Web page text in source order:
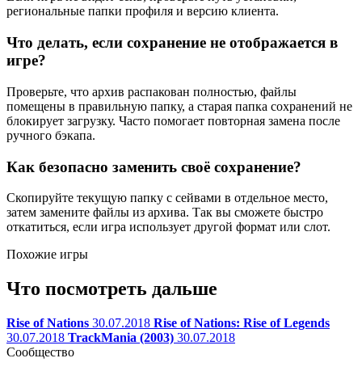
региональные папки профиля и версию клиента.
Что делать, если сохранение не отображается в
игре?
Проверьте, что архив распакован полностью, файлы
помещены в правильную папку, а старая папка сохранений не
блокирует загрузку. Часто помогает повторная замена после
ручного бэкапа.
Как безопасно заменить своё сохранение?
Скопируйте текущую папку с сейвами в отдельное место,
затем замените файлы из архива. Так вы сможете быстро
откатиться, если игра использует другой формат или слот.
Похожие игры
Что посмотреть дальше
Rise of Nations 30.07.2018 Rise of Nations: Rise of Legends
30.07.2018 TrackMania (2003) 30.07.2018
Сообщество